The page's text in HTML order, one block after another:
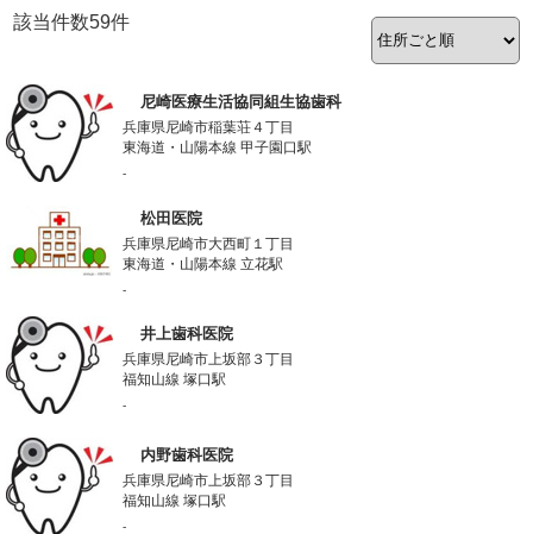
該当件数59件
尼崎医療生活協同組生協歯科
兵庫県尼崎市稲葉荘４丁目
東海道・山陽本線 甲子園口駅
-
松田医院
兵庫県尼崎市大西町１丁目
東海道・山陽本線 立花駅
-
井上歯科医院
兵庫県尼崎市上坂部３丁目
福知山線 塚口駅
-
内野歯科医院
兵庫県尼崎市上坂部３丁目
福知山線 塚口駅
-